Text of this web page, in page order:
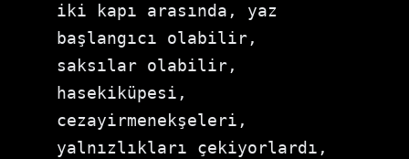
iki kapı arasında, yaz
başlangıcı olabilir,
saksılar olabilir,
hasekiküpesi,
cezayirmenekşeleri,
yalnızlıkları çekiyorlardı,